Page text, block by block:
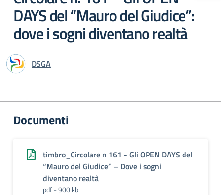
DAYS del “Mauro del Giudice”:
dove i sogni diventano realtà
DSGA
Documenti
timbro_Circolare n 161 - Gli OPEN DAYS del
“Mauro del Giudice” – Dove i sogni
diventano realtà
pdf - 900 kb